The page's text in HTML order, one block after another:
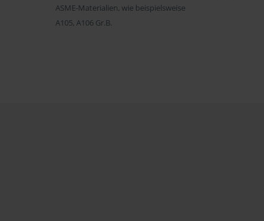
ASME-Materialien, wie beispielsweise
A105, A106 Gr.B.